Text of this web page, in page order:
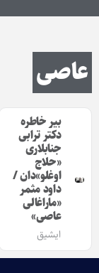
عاصی
بیر خاطره
دکتر ترابی
جنابلاری
«حلاج
اوغلو»دان /
داود مثمر
«ماراغالی
عاصی»
ایشیق